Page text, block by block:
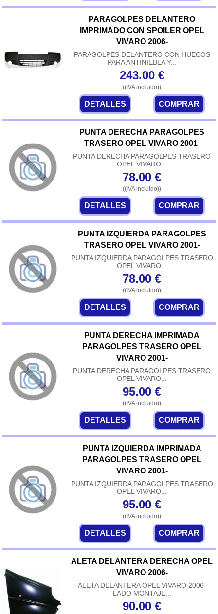
PARAGOLPES DELANTERO
IMPRIMADO CON SPOILER OPEL
VIVARO 2006-
PARAGOLPES DELANTERO CON HUECOS
PARA ANTINIEBLA Y...
243.00€
((IVA incluido))
DETALLES COMPRAR
PUNTA DERECHA PARAGOLPES
TRASERO OPEL VIVARO 2001-
PUNTA DERECHA PARAGOLPES TRASERO
OPEL VIVARO...
78.00 €
((IVA incluido))
DETALLES COMPRAR
PUNTA IZQUIERDA PARAGOLPES
TRASERO OPEL VIVARO 2001-
PUNTA IZQUIERDA PARAGOLPES TRASERO
OPEL VIVARO...
78.00 €
((IVA incluido))
DETALLES COMPRAR
PUNTA DERECHA IMPRIMADA
PARAGOLPES TRASERO OPEL
VIVARO 2001-
PUNTA DERECHA PARAGOLPES TRASERO
OPEL VIVARO...
95.00 €
((IVA incluido))
DETALLES COMPRAR
PUNTA IZQUIERDA IMPRIMADA
PARAGOLPES TRASERO OPEL
VIVARO 2001-
PUNTA IZQUIERDA PARAGOLPES TRASERO
OPEL VIVARO...
95.00 €
((IVA incluido))
DETALLES COMPRAR
ALETA DELANTERA DERECHA OPEL
VIVARO 2006-
ALETA DELANTERA OPEL VIVARO 2006-
LADO MONTAJE...
90.00 €